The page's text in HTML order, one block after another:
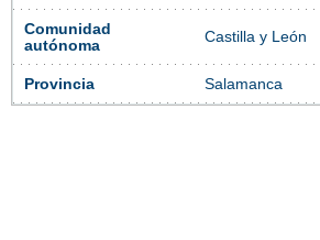
Comunidad
autónoma
Castilla y León
Provincia Salamanca